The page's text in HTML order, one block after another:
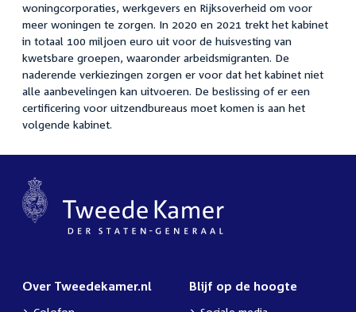
woningcorporaties, werkgevers en Rijksoverheid om voor
meer woningen te zorgen. In 2020 en 2021 trekt het kabinet
in totaal 100 miljoen euro uit voor de huisvesting van
kwetsbare groepen, waaronder arbeidsmigranten. De
naderende verkiezingen zorgen er voor dat het kabinet niet
alle aanbevelingen kan uitvoeren. De beslissing of er een
certificering voor uitzendbureaus moet komen is aan het
volgende kabinet.
Over Tweedekamer.nl Blijf op de hoogte